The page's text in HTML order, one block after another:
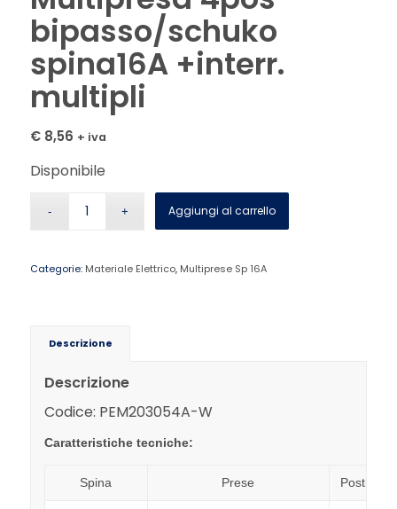
bipasso/schuko
spina16A +interr.
multipli
€8,56 + iva
Disponibile
Aggiungi al carrello
Categorie: Materiale Elettrico, Multiprese Sp 16A
Descrizione
Descrizione
Codice: PEM203054A-W
Caratteristiche tecniche:
Spina Prese Posti